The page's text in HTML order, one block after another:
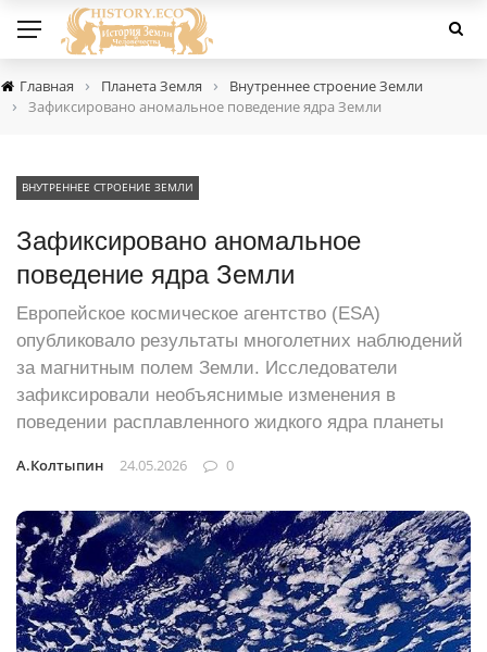
Главная › Планета Земля › Внутреннее строение Земли
› Зафиксировано аномальное поведение ядра Земли
ВНУТРЕННЕЕ СТРОЕНИЕ ЗЕМЛИ
Зафиксировано аномальное
поведение ядра Земли
Европейское космическое агентство (ESA)
опубликовало результаты многолетних наблюдений
за магнитным полем Земли. Исследователи
зафиксировали необъяснимые изменения в
поведении расплавленного жидкого ядра планеты
А.Колтыпин 24.05.2026 0